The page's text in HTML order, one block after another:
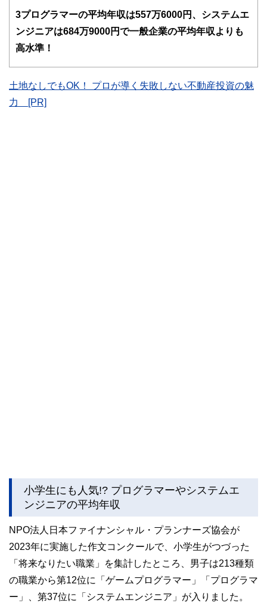
FinancialFieldの特徴は、ファイナンシャルプランナー、弁
護士、税理士、宅地建物取引士、相続診断士、住宅ローンア
ドバイザー、DCプランナー、公認会計士、社会保険労務
3プログラマーの平均年収は557万6000円、システムエ
ンジニアは684万9000円で一般企業の平均年収よりも
高水準！
土地なしでもOK！ プロが導く失敗しない不動産投資の魅
力 [PR]
小学生にも人気!? プログラマーやシステムエ
ンジニアの平均年収
NPO法人日本ファイナンシャル・プランナーズ協会が
2023年に実施した作文コンクールで、小学生がつづった
「将来なりたい職業」を集計したところ、男子は213種類
の職業から第12位に「ゲームプログラマー」「プログラマ
ー」、第37位に「システムエンジニア」が入りました。